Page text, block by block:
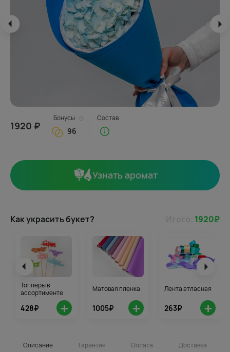
1920 ₽
Бонусы
96
Состав
Узнать аромат
Как украсить букет? 1920₽
Топперы в
ассортименте
428₽ +
Матовая пленка
1005₽ +
Лента атласная
263₽ +
Описание Гарантия Оплата Доставка